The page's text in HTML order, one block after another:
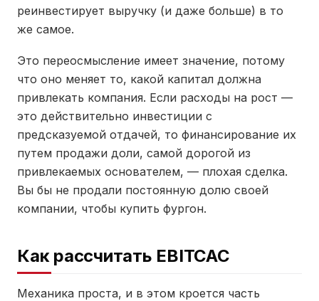
реинвестирует выручку (и даже больше) в то
же самое.
Это переосмысление имеет значение, потому
что оно меняет то, какой капитал должна
привлекать компания. Если расходы на рост —
это действительно инвестиции с
предсказуемой отдачей, то финансирование их
путем продажи доли, самой дорогой из
привлекаемых основателем, — плохая сделка.
Вы бы не продали постоянную долю своей
компании, чтобы купить фургон.
Как рассчитать EBITCAC
Механика проста, и в этом кроется часть